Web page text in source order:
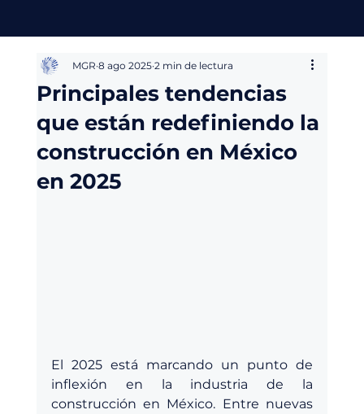
Principales tendencias
que están redefiniendo la
construcción en México
en 2025
MGR 8 ago 2025 2 min de lectura
El 2025 está marcando un punto de
inflexión en la industria de la
construcción en México. Entre nuevas